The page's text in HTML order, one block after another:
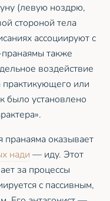
(левую ноздрю,
стороной тела
ассоциируют с
также
воздействие
практикующего или
было установлено
пранаяма оказывает
нади — иду. Этот
за процессы
с пассивным,